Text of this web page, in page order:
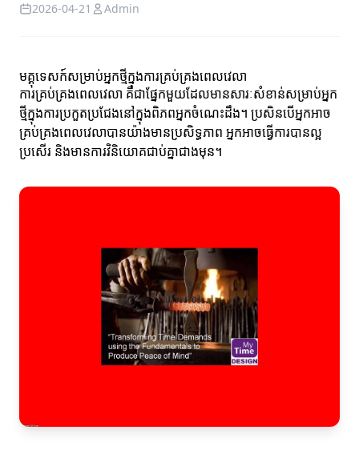
2026-04-21 Admin
មគ្គុទេសក៍សម្រាប់អ្នកថ្មីក្នុងការគ្រប់គ្រងពេលវេលា
ការគ្រប់គ្រងពេលវេលា គឺជាផ្នែកមួយដែលមានសារៈសំខាន់សម្រាប់អ្នក
ថ្មីក្នុងការប្រកួតប្រជែងនៅក្នុងពិភពអ្នកចំណេះដឹង។ ប្រសិនបើអ្នកអាច
គ្រប់គ្រងពេលវេលា​បានយ៉ាងមានប្រសិទ្ធភាព អ្នកអាចធ្វើការបានល្អ
ប្រសើរ និងមានការវិនិយោគជាប់គ្នាជាងមុន។